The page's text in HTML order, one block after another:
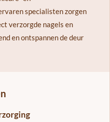
specialisten zorgen
verzorgde nagels en
en ontspannen de deur